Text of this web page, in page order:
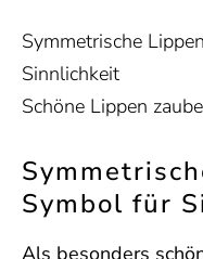
Symmetrische
Sinnlichkeit
Schöne Lippen
Symbol für
Als besonders